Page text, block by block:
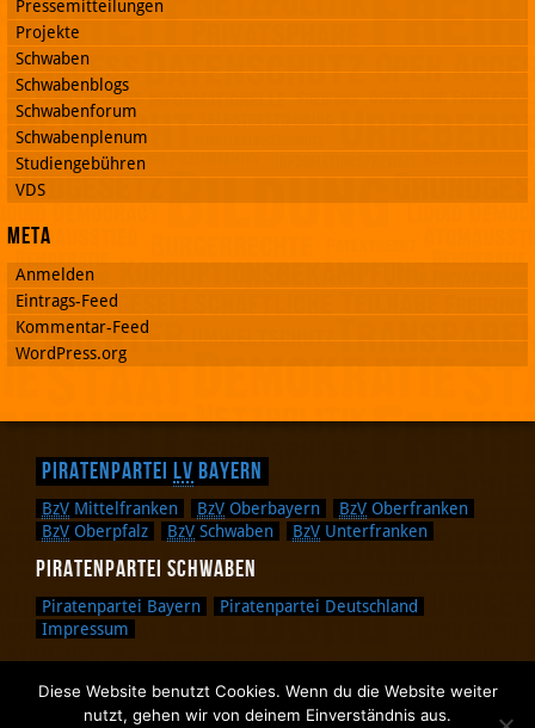
Pressemitteilungen
Projekte
Schwaben
Schwabenblogs
Schwabenforum
Schwabenplenum
Studiengebühren
VDS
Meta
Anmelden
Eintrags-Feed
Kommentar-Feed
WordPress.org
Piratenpartei LV Bayern
BzV Mittelfranken BzV Oberbayern BzV Oberfranken
BzV Oberpfalz BzV Schwaben BzV Unterfranken
Piratenpartei Schwaben
Piratenpartei Bayern
Piratenpartei Deutschland
Impressum
Zurück nach oben.
Diese Website benutzt Cookies. Wenn du die Website weiter
nutzt, gehen wir von deinem Einverständnis aus.